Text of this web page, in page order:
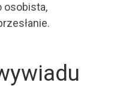
osobista,